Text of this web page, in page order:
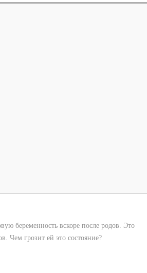
беременность вскоре после родов. Это
Чем грозит ей это состояние?